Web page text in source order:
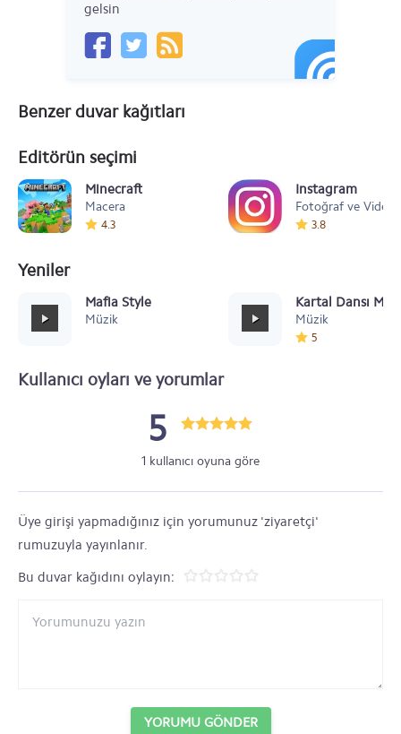
gelsin
Benzer duvar kağıtları
Editörün seçimi
Minecraft
Macera
4.3
Instagram
Fotoğraf ve Video
3.8
Yeniler
Mafia Style
Müzik
Kartal Dansı
Müzik
5
Kullanıcı oyları ve yorumlar
5
1 kullanıcı oyuna göre
Üye girişi yapmadığınız için yorumunuz 'ziyaretçi'
rumuzuyla yayınlanır.
Bu duvar kağıdını oylayın:
YORUMU GÖNDER